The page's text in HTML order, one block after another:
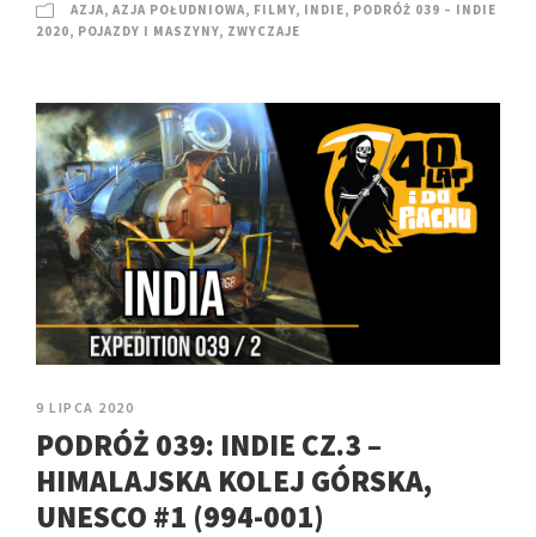
AZJA, AZJA POŁUDNIOWA, FILMY, INDIE, PODRÓŻ 039 – INDIE
2020, POJAZDY I MASZYNY, ZWYCZAJE
9 LIPCA 2020
PODRÓŻ 039: INDIE CZ.3 –
HIMALAJSKA KOLEJ GÓRSKA,
UNESCO #1 (994-001)